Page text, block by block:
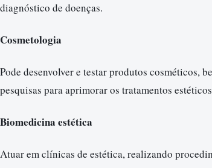
diagnóstico de doenças.
Cosmetologia
Pode desenvolver e testar produtos cosméticos,
pesquisas para aprimorar os tratamentos
Biomedicina estética
Atuar em clínicas de estética, realizando